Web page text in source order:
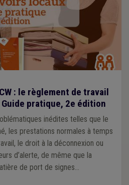
: le règlement de travail
pratique, 2e édition
inédites telles que le
les prestations normales à temps
le droit à la déconnexion ou
d’alerte, de même que la
de port de signes